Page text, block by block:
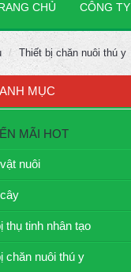
CHỦ CÔNG TY
Thiết bị chăn nuôi thú y
MỤC
MÃI HOT
nuôi
thụ tinh nhân tạo
chăn nuôi thú y